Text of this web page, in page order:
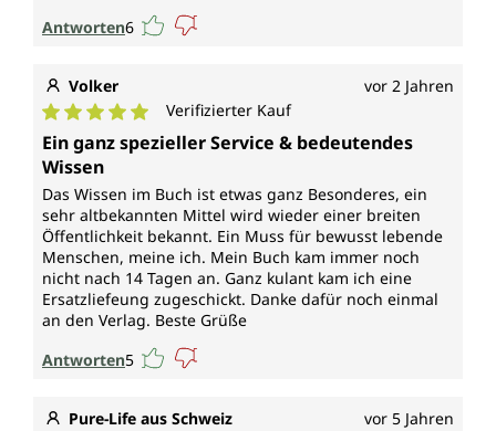
Antworten6
Volker vor 2 Jahren
Durchschnittliche Bewertung von 5 von 5 Sternen
Verifizierter Kauf
Ein ganz spezieller Service & bedeutendes
Wissen
Das Wissen im Buch ist etwas ganz Besonderes, ein
sehr altbekannten Mittel wird wieder einer breiten
Öffentlichkeit bekannt. Ein Muss für bewusst lebende
Menschen, meine ich. Mein Buch kam immer noch
nicht nach 14 Tagen an. Ganz kulant kam ich eine
Ersatzliefeung zugeschickt. Danke dafür noch einmal
an den Verlag. Beste Grüße
Antworten5
Pure-Life aus Schweiz vor 5 Jahren